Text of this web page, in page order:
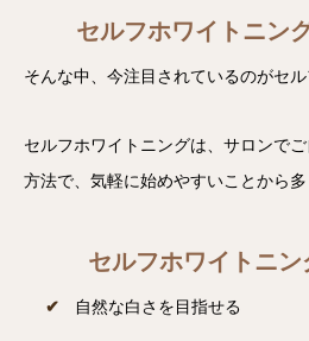
セルフホワイトニン
そんな中、今注目されているのがセル
セルフホワイトニングは、サロンで
方法で、気軽に始めやすいことから多
セルフホワイトニン
自然な白さを目指せる